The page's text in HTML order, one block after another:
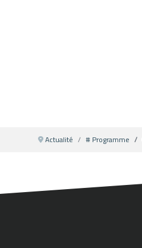
Actualité # Programme